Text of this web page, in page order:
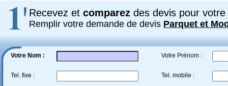
Recevez et comparez des devis pour votre
Remplir votre demande de devis Parquet et
Votre Nom : Votre Prénom :
Tel. fixe : Tel. mobile :